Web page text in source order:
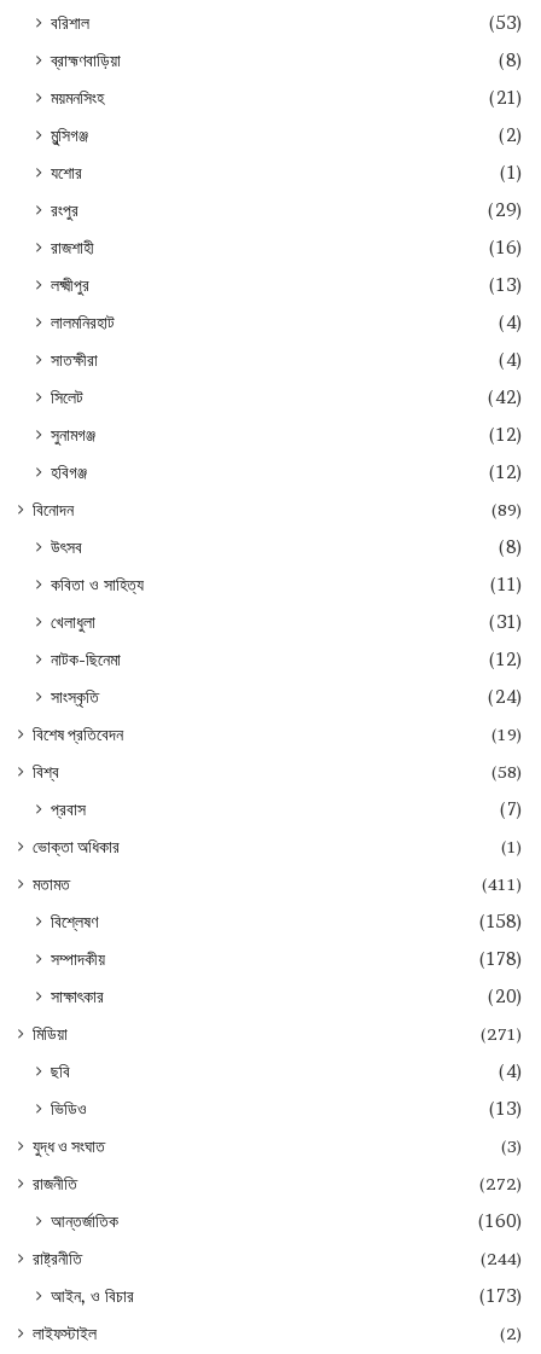
বরিশাল
(53)
ব্রাহ্মণবাড়িয়া
(8)
ময়মনসিংহ
(21)
মুন্সিগঞ্জ
(2)
যশোর
(1)
রংপুর
(29)
রাজশাহী
(16)
লক্ষ্মীপুর
(13)
লালমনিরহাট
(4)
সাতক্ষীরা
(4)
সিলেট
(42)
সুনামগঞ্জ
(12)
হবিগঞ্জ
(12)
বিনোদন (89)
উৎসব
(8)
কবিতা ও সাহিত্য
(11)
খেলাধুলা
(31)
নাটক-ছিনেমা
(12)
সাংস্কৃতি
(24)
বিশেষ প্রতিবেদন
(19)
বিশ্ব
(58)
প্রবাস (7)
ভোক্তা অধিকার
(1)
মতামত
(411)
বিশ্লেষণ
(158)
সম্পাদকীয়
(178)
সাক্ষাৎকার
(20)
মিডিয়া (271)
ছবি
(4)
ভিডিও
(13)
যুদ্ধ ও সংঘাত
(3)
রাজনীতি
(272)
আন্তর্জাতিক (160)
রাষ্ট্রনীতি (244)
আইন, ও বিচার (173)
লাইফস্টাইল
(2)